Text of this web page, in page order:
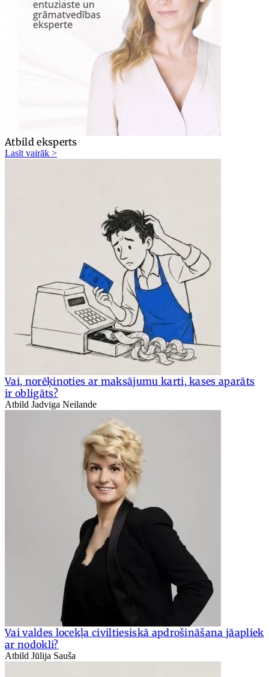
Atbild eksperts
Lasīt vairāk >
Vai, norēķinoties ar maksājumu karti, kases aparāts
ir obligāts?
Atbild Jadviga Neilande
Vai valdes locekļa civiltiesiskā apdrošināšana jāapliek
ar nodokli?
Atbild Jūlija Sauša